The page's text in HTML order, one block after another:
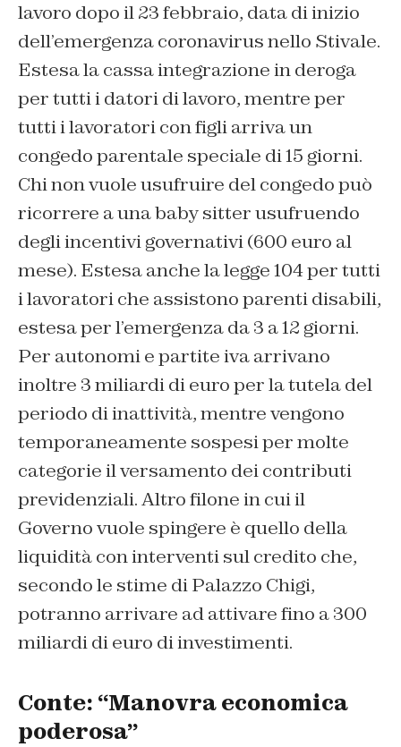
lavoro dopo il 23 febbraio, data di inizio
dell’emergenza coronavirus nello Stivale.
Estesa la cassa integrazione in deroga
per tutti i datori di lavoro, mentre per
tutti i lavoratori con figli arriva un
congedo parentale speciale di 15 giorni.
Chi non vuole usufruire del congedo può
ricorrere a una baby sitter usufruendo
degli incentivi governativi (600 euro al
mese). Estesa anche la legge 104 per tutti
i lavoratori che assistono parenti disabili,
estesa per l’emergenza da 3 a 12 giorni.
Per autonomi e partite iva arrivano
inoltre 3 miliardi di euro per la tutela del
periodo di inattività, mentre vengono
temporaneamente sospesi per molte
categorie il versamento dei contributi
previdenziali. Altro filone in cui il
Governo vuole spingere è quello della
liquidità con interventi sul credito che,
secondo le stime di Palazzo Chigi,
potranno arrivare ad attivare fino a 300
miliardi di euro di investimenti.
Conte: “Manovra economica
poderosa”